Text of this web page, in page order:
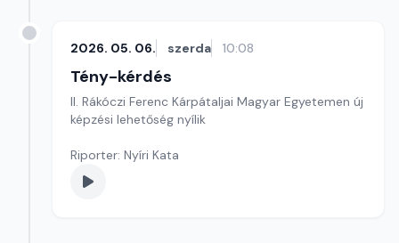
2026. 05. 06. szerda 10:08
Tény-kérdés
II. Rákóczi Ferenc Kárpátaljai Magyar Egyetemen új
képzési lehetőség nyílik
Riporter: Nyíri Kata